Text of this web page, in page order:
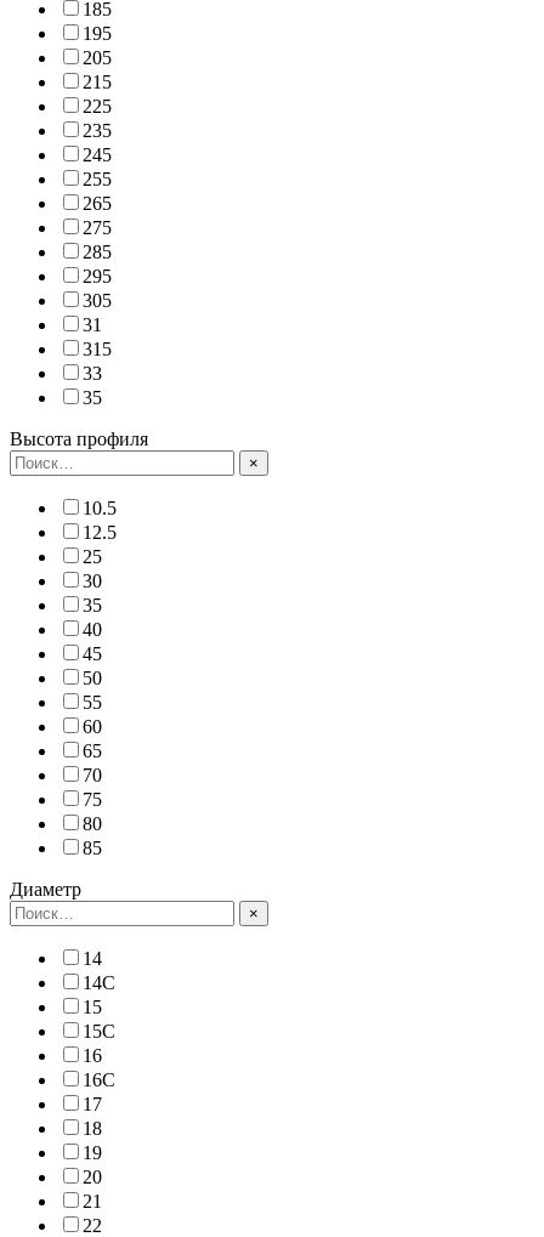
185
195
205
215
225
235
245
255
265
275
285
295
305
31
315
33
35
Высота профиля
×
10.5
12.5
25
30
35
40
45
50
55
60
65
70
75
80
85
Диаметр
×
14
14C
15
15C
16
16C
17
18
19
20
21
22